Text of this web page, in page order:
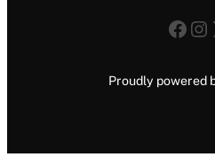
Proudly powered